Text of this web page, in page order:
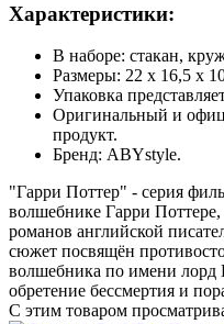
Характеристики:
В наборе: стакан,
Размеры: 22 x 16,5 x
Упаковка
Оригинальный и
продукт.
Бренд: ABYstyle.
"Гарри Поттер" - серия
волшебнике Гарри
романов английской
сюжет посвящён
волшебника по имени лорд
обретение бессмертия и
С этим товаром